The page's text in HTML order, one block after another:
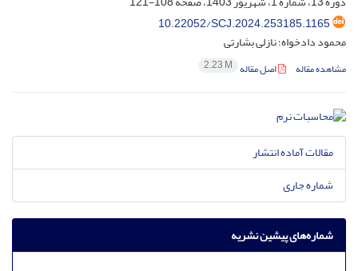
10.22052/SCJ.2024.253185.1165
محمود دادخواه؛ نازلی بشارتی
مشاهده مقاله اصل مقاله 2.23 M
مقالات آماده انتشار
شماره جاری
شماره‌های پیشین نشریه